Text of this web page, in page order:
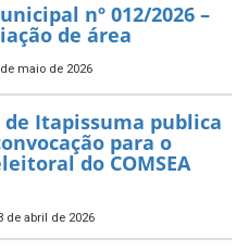
nº 012/2026 –
de área
maio de 2026
Itapissuma publica
para o
do COMSEA
de abril de 2026